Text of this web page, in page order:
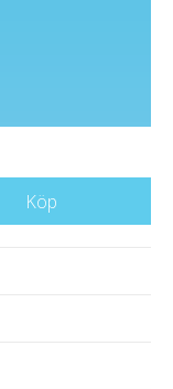
Köp